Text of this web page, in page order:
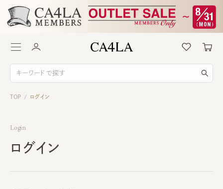
TOP / ログイン
Login
ログイン